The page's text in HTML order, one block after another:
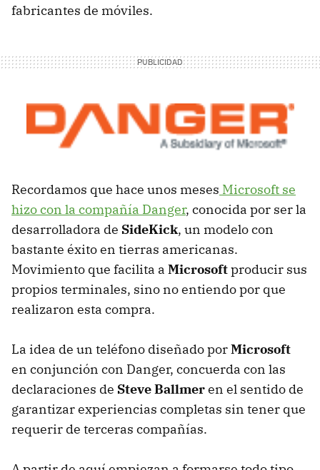
fabricantes de móviles.
Recordamos que hace unos meses Microsoft se
hizo con la compañía Danger, conocida por ser la
desarrolladora de SideKick, un modelo con
bastante éxito en tierras americanas.
Movimiento que facilita a Microsoftproducir sus
propios terminales, sino no entiendo por que
realizaron esta compra.
La idea de un teléfono diseñado porMicrosoft
en conjunción con Danger, concuerda con las
declaraciones de Steve Ballmeren el sentido de
garantizar experiencias completas sin tener que
requerir de terceras compañías.